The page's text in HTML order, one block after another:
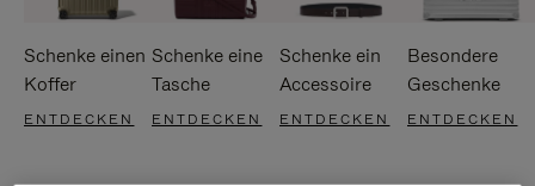
Schenke einen
Koffer
ENTDECKEN
Schenke eine
Tasche
ENTDECKEN
Schenke ein
Accessoire
ENTDECKEN
Besondere
Geschenke
ENTDECKEN